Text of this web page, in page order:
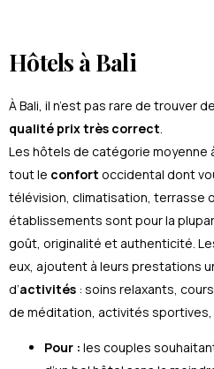
Hôtels à Bali
À Bali, il n’est pas rare de trouver
qualité prix très correct.
Les hôtels de catégorie
tout le confort occidental dont
télévision, climatisation, terrasse
établissements sont pour la
goût, originalité et authenticité.
eux, ajoutent à leurs prestations
d’activités : soins relaxants,
de méditation, activités
Pour : les couples